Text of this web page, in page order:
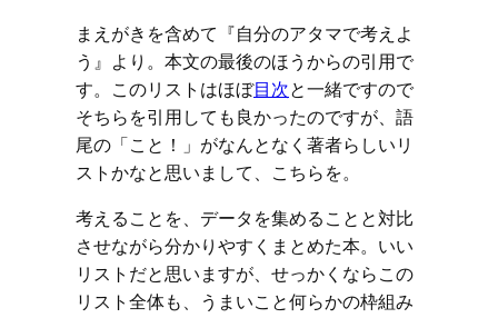
まえがきを含めて『自分のアタマで考えよ
う』より。本文の最後のほうからの引用で
す。このリストはほぼ目次と一緒ですので
そちらを引用しても良かったのですが、語
尾の「こと！」がなんとなく著者らしいリ
ストかなと思いまして、こちらを。
考えることを、データを集めることと対比
させながら分かりやすくまとめた本。いい
リストだと思いますが、せっかくならこの
リスト全体も、うまいこと何らかの枠組み